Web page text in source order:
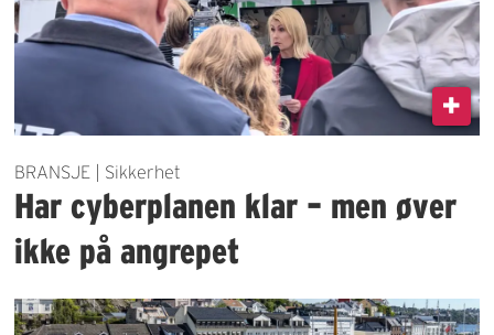
BRANSJE | Sikkerhet
Har cyberplanen klar – men øver
ikke på angrepet